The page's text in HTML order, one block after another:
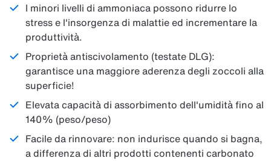
I minori livelli di ammoniaca possono ridurre lo
stress e l'insorgenza di malattie ed incrementare la
produttività.
Proprietà antiscivolamento (testate DLG):
garantisce una maggiore aderenza degli zoccoli alla
superficie!
Elevata capacità di assorbimento dell'umidità fino al
140% (peso/peso)
Facile da rinnovare: non indurisce quando si bagna,
a differenza di altri prodotti contenenti carbonato